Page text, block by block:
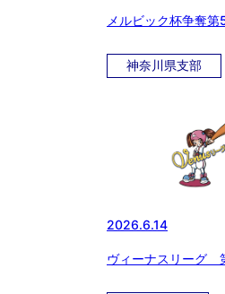
メルビック杯争奪
予選神奈川県支部
2026.6.14
ヴィーナスリーグ